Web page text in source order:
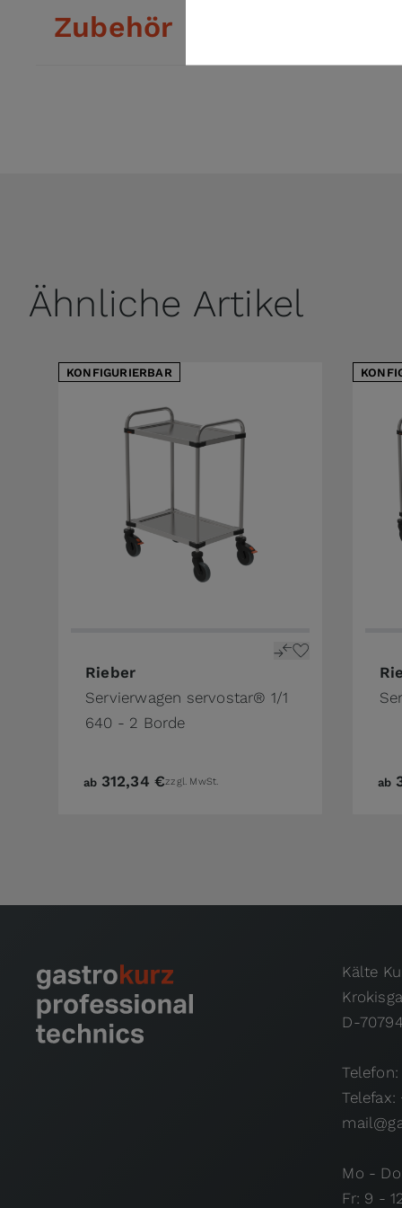
Zubehör
Ähnliche Artikel
KONFIGURIERBAR
Rieber
Servierwagen servostar® 1/1
640 - 2 Borde
The price depends on the options chosen on
ab 312,34 €zzgl. MwSt. ab
Kälte
D-
Telefon:
Telefax:
Mo -
Fr: 9 -